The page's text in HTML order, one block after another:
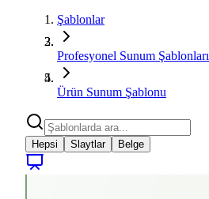
Şablonlar
Profesyonel Sunum Şablonları
Ürün Sunum Şablonu
Hepsi Slaytlar Belge